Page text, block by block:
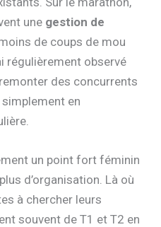
une gestion de
de coups de mou
régulièrement observé
des concurrents
en
un point fort féminin
d’organisation. Là où
à chercher leurs
souvent de T1 et T2 en